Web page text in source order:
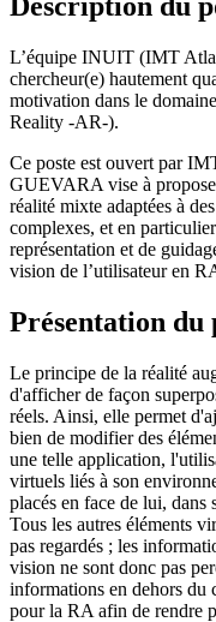
L’équipe INUIT (IMT
chercheur(e) hautement
motivation dans le
Reality -AR-).
Ce poste est ouvert par
GUEVARA vise à
réalité mixte adaptées à
complexes, et en
représentation et de
vision de l’utilisateur en
Présentation du
Le principe de la réalité
d'afficher de façon
réels. Ainsi, elle permet
bien de modifier des
une telle application,
virtuels liés à son
placés en face de lui,
Tous les autres éléments
pas regardés ; les
vision ne sont donc pas
informations en dehors du
pour la RA afin de rendre